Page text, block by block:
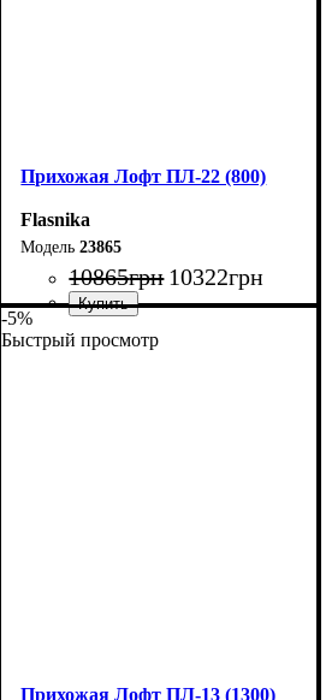
Прихожая Лофт ПЛ-22 (800)
Flasnika
23865
10865грн 10322грн
-5%
Быстрый просмотр
Прихожая Лофт ПЛ-13 (1300)